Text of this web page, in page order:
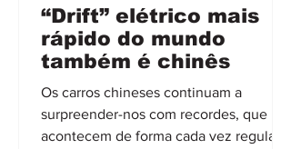
“Drift” elétrico mais
rápido do mundo
também é chinês
Os carros chineses continuam a
surpreender-nos com recordes, que
acontecem de forma cada vez regular.